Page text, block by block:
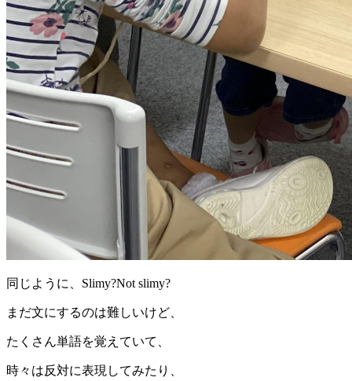
同じように、Slimy?Not slimy?
まだ文にするのは難しいけど、
たくさん単語を覚えていて、
時々は反対に表現してみたり、